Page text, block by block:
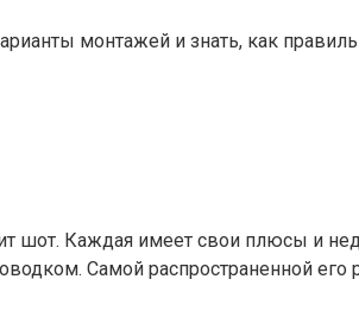
монтажей и знать, как
шот. Каждая имеет свои плюсы и
Самой распространенной его